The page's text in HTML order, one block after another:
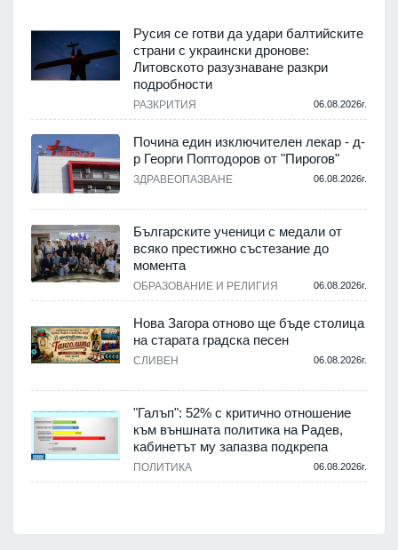
Русия се готви да удари балтийските
страни с украински дронове:
Литовското разузнаване разкри
подробности
РАЗКРИТИЯ 06.08.2026г.
Почина един изключителен лекар - д-
р Георги Поптодоров от "Пирогов"
ЗДРАВЕОПАЗВАНЕ 06.08.2026г.
Българските ученици с медали от
всяко престижно състезание до
момента
ОБРАЗОВАНИЕ И РЕЛИГИЯ 06.08.2026г.
Нова Загора отново ще бъде столица
на старата градска песен
СЛИВЕН 06.08.2026г.
"Галъп": 52% с критично отношение
към външната политика на Радев,
кабинетът му запазва подкрепа
ПОЛИТИКА 06.08.2026г.